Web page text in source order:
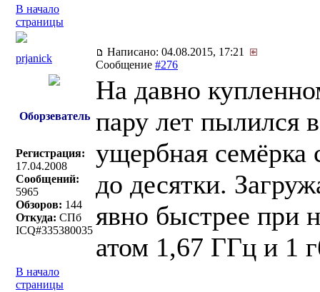
В начало
страницы
prjanick
Написано: 04.08.2015, 17:21
Сообщение #276
Оборзеватель
Регистрация:
17.04.2008
Сообщений:
5965
Обзоров: 144
Откуда: СПб
ICQ#335380035
На давно
пару лет пылился
ущербная семёрка
до десятки.
явно быстрее при
атом 1,67 ГГц и 1
В начало
страницы